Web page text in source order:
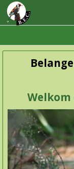
Welkom